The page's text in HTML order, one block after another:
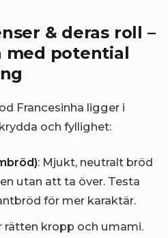
& deras roll –
med potential
Francesinha ligger i
och fyllighet:
: Mjukt, neutralt bröd
utan att ta över. Testa
för mer karaktär.
rätten kropp och umami.